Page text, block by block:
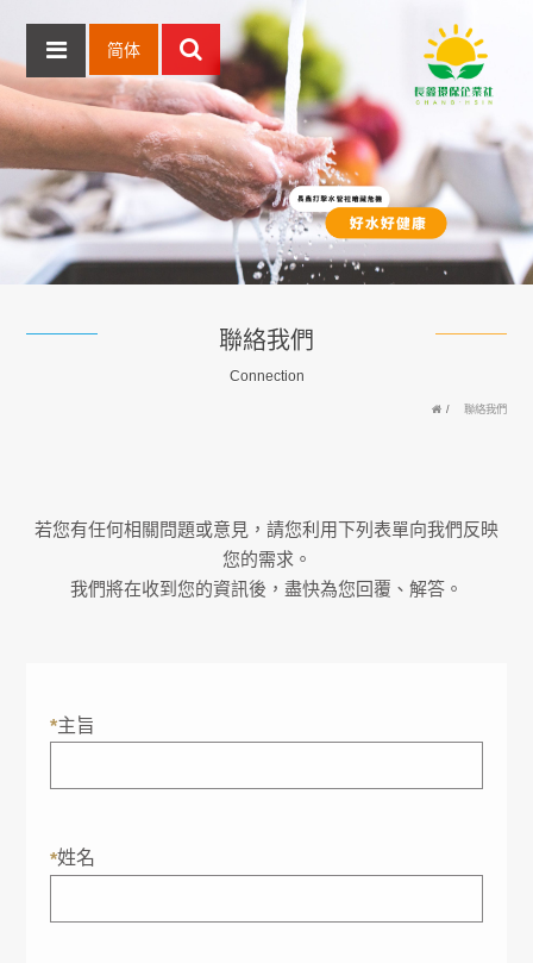
简体
聯絡我們
Connection
聯絡我們
若您有任何相關問題或意見，請您利用下列表單向我們反映
您的需求。
我們將在收到您的資訊後，盡快為您回覆、解答。
*主旨
*姓名